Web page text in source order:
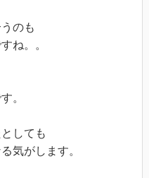
のも
ね。。
。
しても
気がします。